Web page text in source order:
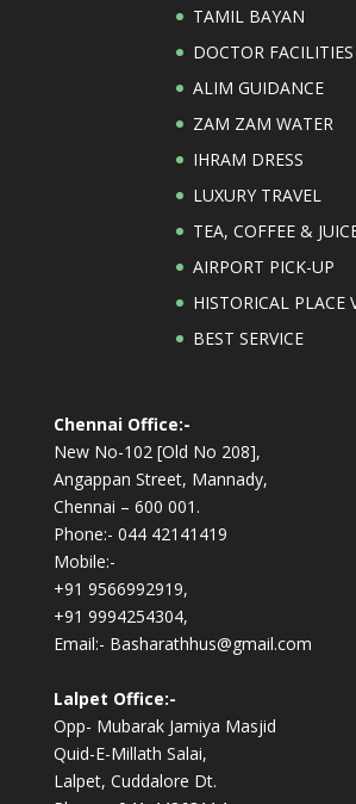
TAMIL BAYAN
DOCTOR FACILITIES
ALIM GUIDANCE
ZAM ZAM WATER
IHRAM DRESS
LUXURY TRAVEL
TEA, COFFEE &
AIRPORT PICK-UP
HISTORICAL PLACE
BEST SERVICE
Chennai Office:-
New No-102 [Old No 208],
Angappan Street, Mannady,
Chennai – 600 001.
Phone:- 044 42141419
Mobile:-
+91 9566992919,
+91 9994254304,
Email:- Basharathhus@gmail.com
Lalpet Office:-
Opp- Mubarak Jamiya Masjid
Quid-E-Millath Salai,
Lalpet, Cuddalore Dt.